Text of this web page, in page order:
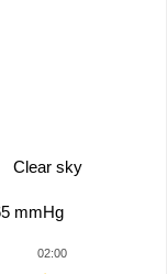
Clear sky
mmHg
02:00